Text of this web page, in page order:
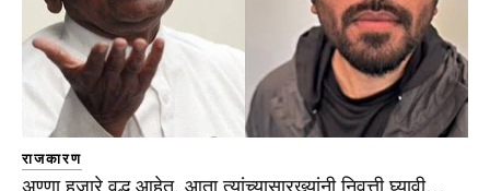
राजकारण